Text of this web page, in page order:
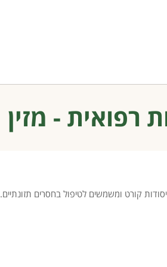
רפואית - מזין
קורט ומשמשים לטיפול בחסרים תזונתיים.